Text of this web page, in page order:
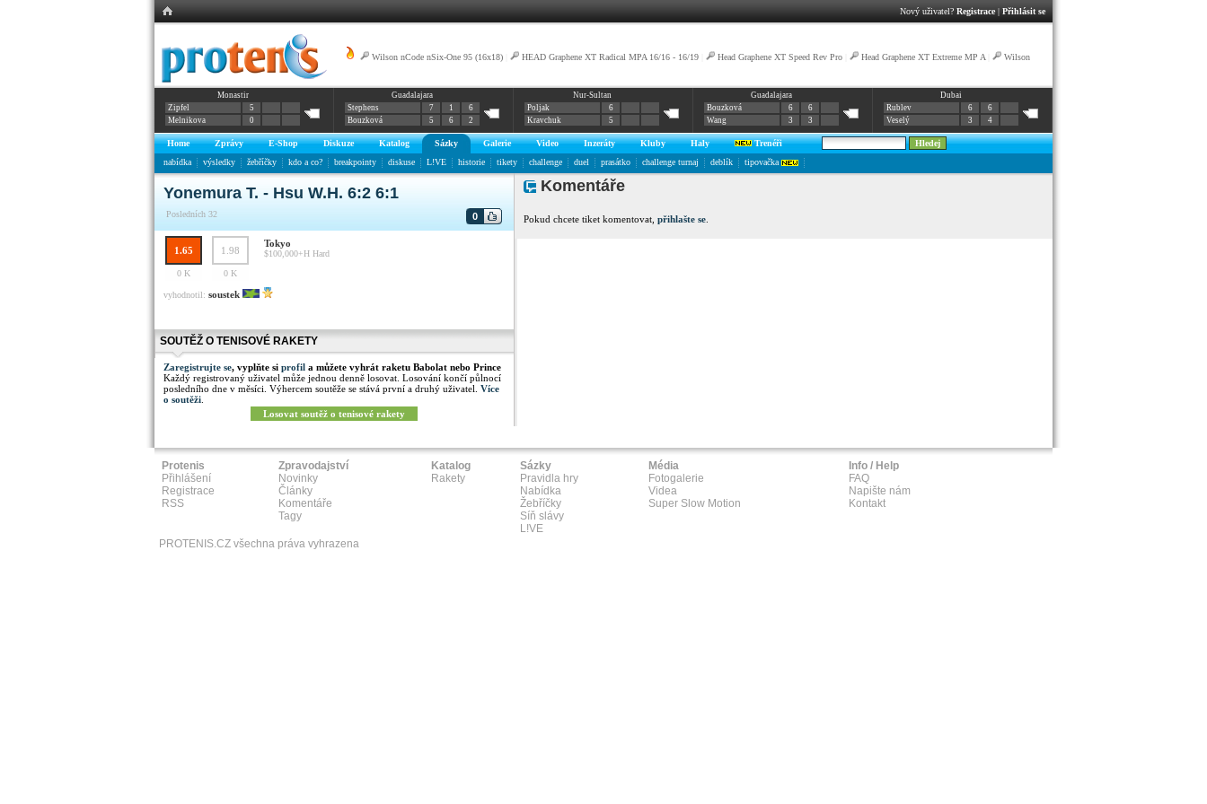
Nový uživatel? Registrace| Přihlásit se
Wilson nCode nSix-One 95 (16x18) HEAD Graphene XT Radical MPA 16/16 - 16/19 Head Graphene XT Speed Rev Pro Head Graphene XT Extreme MP A Wilson
nCode n5
Monastir
Zipfel
5
Melnikova
0
Guadalajara
Stephens
7 1
6
Bouzková
5 6 2
Nur-Sultan
Poljak
6
Kravchuk
5
Guadalajara
Bouzková
6
6
Wang
3 3
Dubai
Rublev
6
6
Veselý
3 4
Home Zprávy E-Shop Diskuze Katalog Sázky Galerie Video Inzeráty Kluby Haly
Trenéři
nabídka
výsledky žebříčky kdo a co? breakpointy diskuse L!VE historie tikety challenge duel prasátko challenge turnaj deblík tipovačka
Yonemura T. - Hsu W.H. 6:2 6:1
Posledních 32 0
1.65 1.98
Tokyo
$100,000+H Hard
0 K
0 K
vyhodnotil: soustek
SOUTĚŽ O TENISOVÉ RAKETY
Zaregistrujte se, vyplňte si profil a můžete vyhrát raketu Babolat nebo Prince
Každý registrovaný uživatel může jednou denně losovat. Losování končí půlnocí
posledního dne v měsíci. Výhercem soutěže se stává první a druhý uživatel. Více
o soutěži
Losovat soutěž o tenisové rakety
Komentáře
Pokud chcete tiket komentovat, přihlašte se
Protenis
Přihlášení
Registrace
RSS
Zpravodajství
Novinky
Články
Komentáře
Tagy
Katalog
Rakety
Sázky
Pravidla hry
Nabídka
Žebříčky
Síň slávy
L!VE
Média
Fotogalerie
Videa
Super Slow Motion
Info / Help
FAQ
Napište nám
Kontakt
PROTENIS.CZ všechna práva vyhrazena